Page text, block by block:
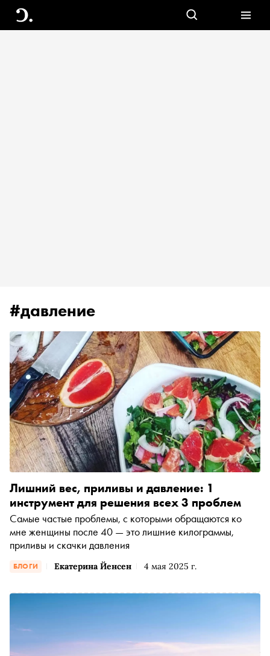
#давление
БЛОГИ Екатерина Йенсен 4 мая 2025 г.
Лишний вес, приливы и давление: 1
инструмент для решения всех 3 проблем
Самые частые проблемы, с которыми обращаются ко
мне женщины после 40 — это лишние килограммы,
приливы и скачки давления